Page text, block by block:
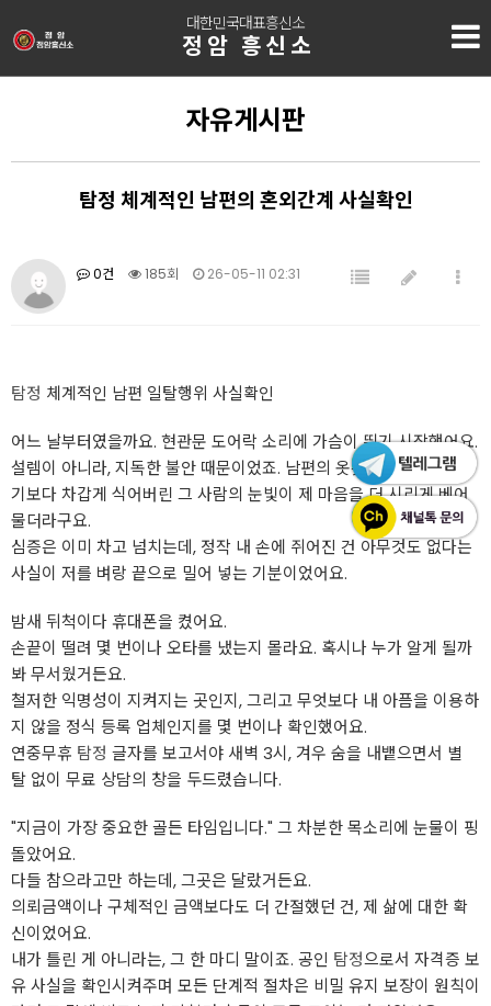
대한민국대표흥신소
정암 흥신소
자유게시판
탐정 체계적인 남편의 혼외간계 사실확인
0건 185회 26-05-11 02:31
탐정 체계적인 남편 일탈행위 사실확인
어느 날부터였을까요. 현관문 도어락 소리에 가슴이 뛰기 시작했어요.
설렘이 아니라, 지독한 불안 때문이었죠. 남편의 옷깃에 묻은 낯선 향
기보다 차갑게 식어버린 그 사람의 눈빛이 제 마음을 더 시리게 베어
물더라구요.
심증은 이미 차고 넘치는데, 정작 내 손에 쥐어진 건 아무것도 없다는
사실이 저를 벼랑 끝으로 밀어 넣는 기분이었어요.
밤새 뒤척이다 휴대폰을 켰어요.
손끝이 떨려 몇 번이나 오타를 냈는지 몰라요. 혹시나 누가 알게 될까
봐 무서웠거든요.
철저한 익명성이 지켜지는 곳인지, 그리고 무엇보다 내 아픔을 이용하
지 않을 정식 등록 업체인지를 몇 번이나 확인했어요.
연중무휴 탐정 글자를 보고서야 새벽 3시, 겨우 숨을 내뱉으면서 별
탈 없이 무료 상담의 창을 두드렸습니다.
"지금이 가장 중요한 골든 타임입니다." 그 차분한 목소리에 눈물이 핑
돌았어요.
다들 참으라고만 하는데, 그곳은 달랐거든요.
의뢰금액이나 구체적인 금액보다도 더 간절했던 건, 제 삶에 대한 확
신이었어요.
내가 틀린 게 아니라는, 그 한 마디 말이죠. 공인 탐정으로서 자격증 보
유 사실을 확인시켜주며 모든 단계적 절차은 비밀 유지 보장이 원칙이